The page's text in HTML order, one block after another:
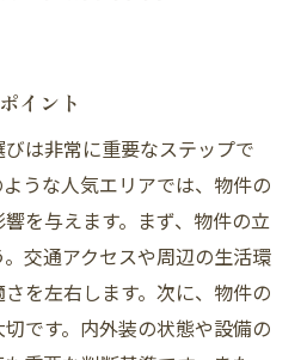
スの重要性
ドバック活用法
の整備
成のサポート
理方法の実践
する不動産管理の重要性
イント
は非常に重要なステップで
うな人気エリアでは、物件の
を与えます。まず、物件の立
交通アクセスや周辺の生活環
を左右します。次に、物件の
です。内外装の状態や設備の